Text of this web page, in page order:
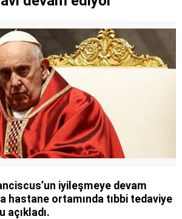
iyileşmeye devam
hastane ortamında tıbbi tedaviye
açıkladı.